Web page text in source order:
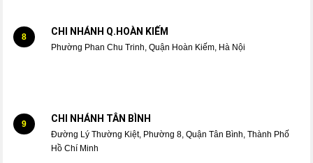
8 CHI NHÁNH Q.HOÀN KIẾM
Phường Phan Chu Trinh, Quận Hoàn Kiếm, Hà Nội
9 CHI NHÁNH TÂN BÌNH
Đường Lý Thường Kiệt, Phường 8, Quận Tân Bình, Thành Phố
Hồ Chí Minh